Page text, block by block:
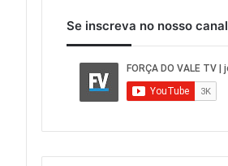
Se inscreva no nosso canal